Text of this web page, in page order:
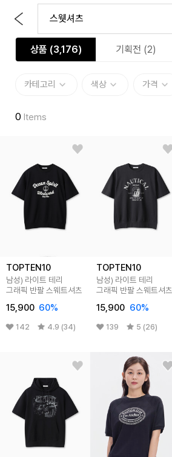
상품 (3,176) 기획전 (2)
카테고리 색상 가격
0 Items
TOPTEN10
남성) 라이트 테리
그래픽 반팔 스웨트셔츠
15,900 60%
142 4.9 (34)
TOPTEN10
남성) 라이트 테리
그래픽 반팔 스웨트셔츠
15,900 60%
139 5 (26)